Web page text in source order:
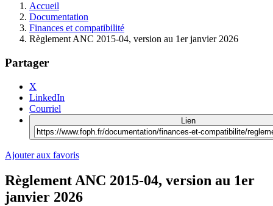
Accueil
Documentation
Finances et compatibilité
Règlement ANC 2015-04, version au 1er janvier 2026
Partager
X
LinkedIn
Courriel
Lien
Ajouter aux favoris
Règlement ANC 2015-04, version au 1er
janvier 2026